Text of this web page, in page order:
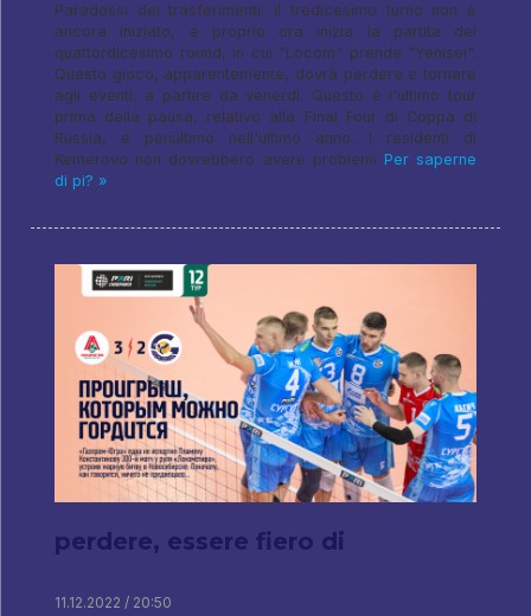
Paradossi dei trasferimenti: il tredicesimo turno non è
ancora iniziato, e proprio ora inizia la partita del
quattordicesimo round, in cui "Locom" prende "Yenisei".
Questo gioco, apparentemente, dovrà perdere e tornare
agli eventi, a partire da venerdì. Questo è l'ultimo tour
prima della pausa, relativo alla Final Four di Coppa di
Russia, e penultimo nell'ultimo anno. I residenti di
Kemerovo non dovrebbero avere problemi Per saperne
di pi? »
perdere, essere fiero di
11.12.2022 / 20:50